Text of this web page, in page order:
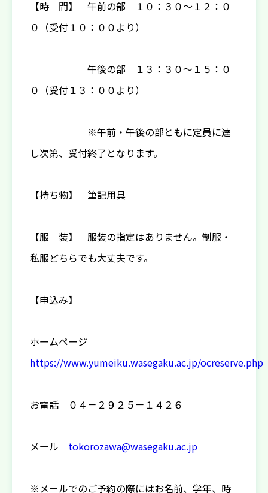
【時 間】 午前の部 １０：３０～１２：０
０（受付１０：００より）
午後の部 １３：３０～１５：０
０（受付１３：００より）
※午前・午後の部ともに定員に達
し次第、受付終了となります。
【持ち物】 筆記用具
【服 装】 服装の指定はありません。制服・
私服どちらでも大丈夫です。
【申込み】
ホームページ
https://www.yumeiku.wasegaku.ac.jp/ocreserve.php
お電話 ０４－２９２５－１４２６
メール tokorozawa@wasegaku.ac.jp
※メールでのご予約の際にはお名前、学年、時